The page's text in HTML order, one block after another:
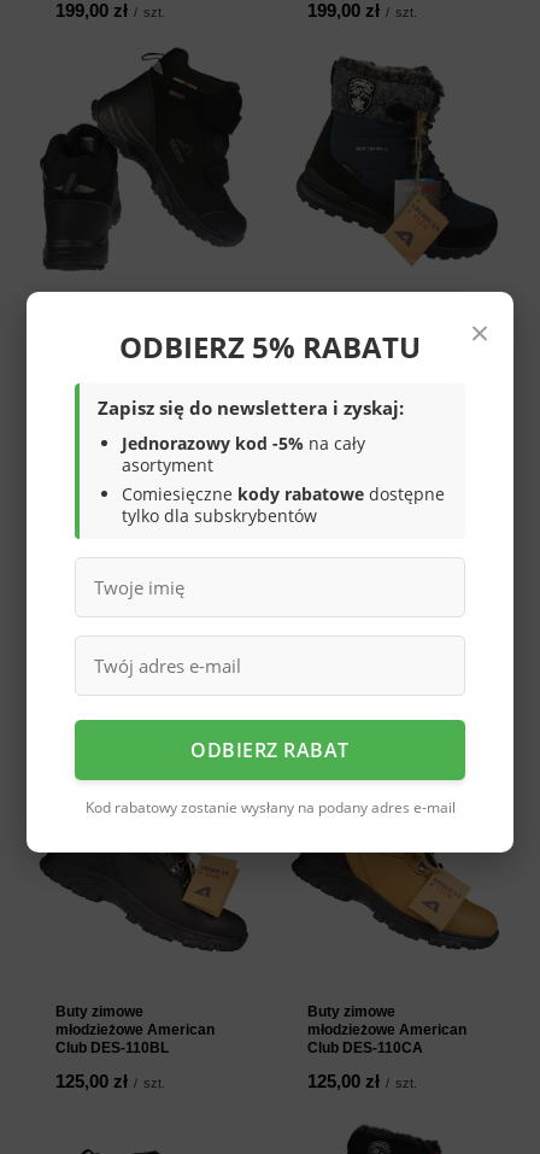
199,00 zł / szt. 199,00 zł / szt.
199,00 zł / szt.
American Club SN-27NA
189,00 zł / szt.
American Club WT-56BL
199,00 zł / szt. 199,00 zł / szt.
Buty zimowe
młodzieżowe American
Club DES-110BL
125,00 zł / szt.
Buty zimowe
młodzieżowe American
Club DES-110CA
125,00 zł / szt.
×
ODBIERZ 5% RABATU
Zapisz się do newslettera i zyskaj:
Jednorazowy kod -5% na cały
asortyment
Comiesięczne kody rabatowe dostępne
tylko dla subskrybentów
ODBIERZ RABAT
Kod rabatowy zostanie wysłany na podany adres e-mail